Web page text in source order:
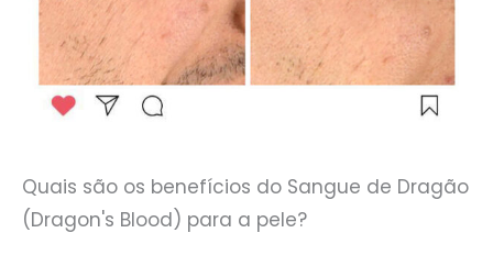
Quais são os benefícios do Sangue de Dragão
(Dragon's Blood) para a pele?